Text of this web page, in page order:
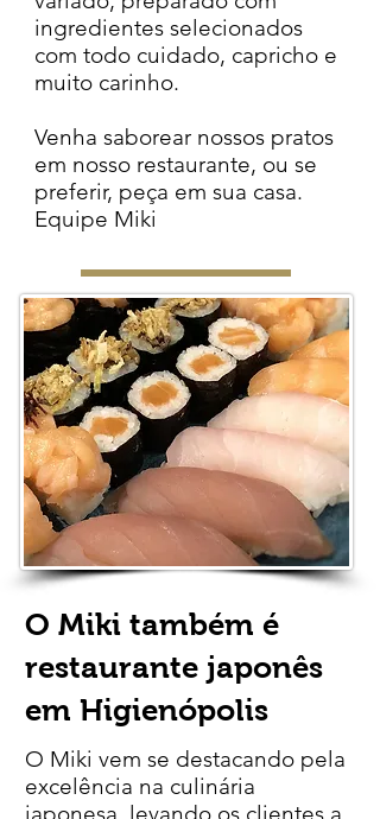
ingredientes selecionados
com todo cuidado, capricho e
muito carinho.
Venha saborear nossos pratos
em nosso restaurante, ou se
preferir, peça em sua casa.
Equipe Miki
O Miki também é
restaurante japonês
em Higienópolis
O Miki vem se destacando pela
excelência na culinária